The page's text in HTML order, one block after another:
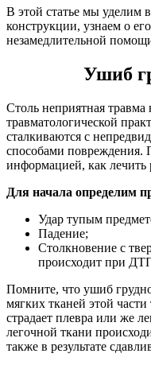
В этой статье мы уделим
конструкции, узнаем о
незамедлительной
Ушиб
Столь неприятная травма
травматологической
сталкиваются с
способами повреждения.
информацией, как лечить
Для начала определим
Удар тупым
Падение;
Столкновение с
происходит при
Помните, что ушиб
мягких тканей этой
страдает плевра или же
легочной ткани
также в результате